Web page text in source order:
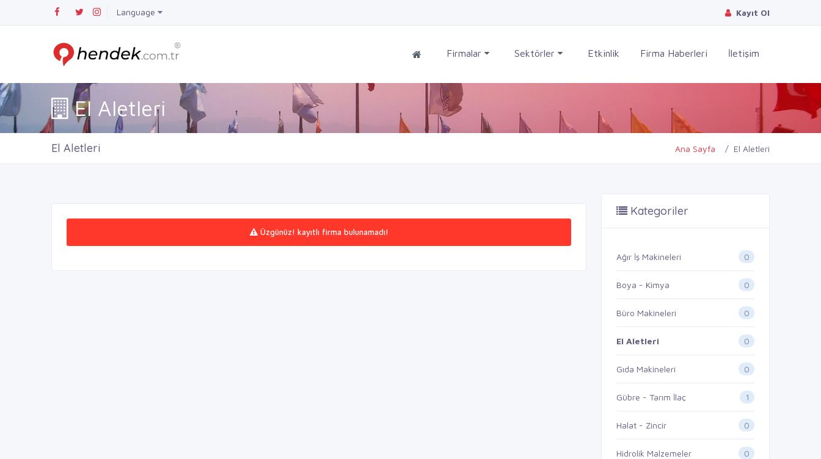
Language Kayıt Ol
Firmalar Sektörler Etkinlik Firma Haberleri İletişim
El Aletleri
El Aletleri Ana Sayfa El Aletleri
Üzgünüz! kayıtlı firma bulunamadı!
Kategoriler
Ağır İş Makineleri 0
Boya - Kimya 0
Büro Makineleri 0
El Aletleri 0
Gıda Makineleri 0
Gübre - Tarım İlaç 1
Halat - Zincir 0
Hidrolik Malzemeler 0